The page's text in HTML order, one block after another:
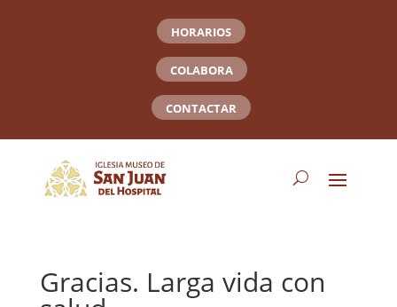
HORARIOS
COLABORA
CONTACTAR
Gracias. Larga vida con